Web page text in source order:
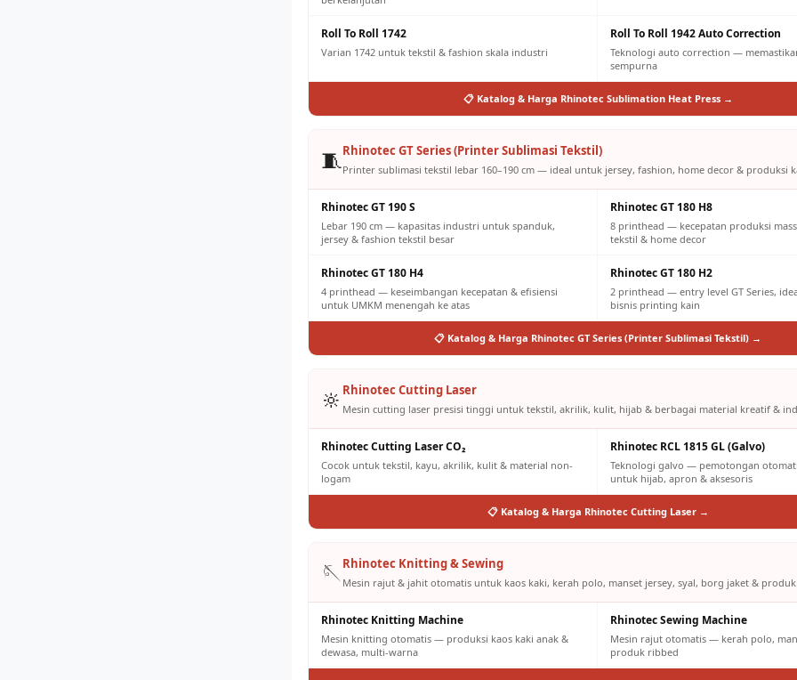
Roll To Roll 1742
Varian 1742 untuk tekstil & fashion skala industri
Roll To Roll 1942 Auto Correction
Teknologi auto correction —
sempurna
📋 Katalog & Harga Rhinotec Sublimation Heat Press →
🧵Rhinotec GT Series (Printer Sublimasi Tekstil)
Printer sublimasi tekstil lebar 160–190 cm — ideal untuk jersey, fashion, home decor & produksi
Rhinotec GT 190 S
Lebar 190 cm — kapasitas industri untuk spanduk,
jersey & fashion tekstil besar
Rhinotec GT 180 H8
8 printhead — kecepatan produksi
tekstil & home decor
Rhinotec GT 180 H4
4 printhead — keseimbangan kecepatan & efisiensi
untuk UMKM menengah ke atas
Rhinotec GT 180 H2
2 printhead — entry level GT Series,
bisnis printing kain
📋 Katalog & Harga Rhinotec GT Series (Printer Sublimasi Tekstil) →
🔆 Rhinotec Cutting Laser
Mesin cutting laser presisi tinggi untuk tekstil, akrilik, kulit, hijab & berbagai material kreatif &
Rhinotec Cutting Laser CO₂
Cocok untuk tekstil, kayu, akrilik, kulit & material non-
logam
Rhinotec RCL 1815 GL (Galvo)
Teknologi galvo — pemotongan
untuk hijab, apron & aksesoris
📋 Katalog & Harga Rhinotec Cutting Laser →
🪡Rhinotec Knitting & Sewing
Mesin rajut & jahit otomatis untuk kaos kaki, kerah polo, manset jersey, syal, borg jaket &
Rhinotec Knitting Machine
Mesin knitting otomatis — produksi kaos kaki anak &
dewasa, multi-warna
Rhinotec Sewing Machine
Mesin rajut otomatis — kerah polo,
produk ribbed